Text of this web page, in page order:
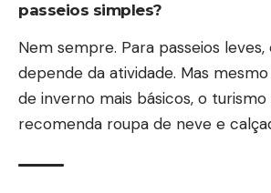
passeios simples?
Nem sempre. Para passeios
depende da atividade. Mas
de inverno mais básicos, o turismo
recomenda roupa de neve e